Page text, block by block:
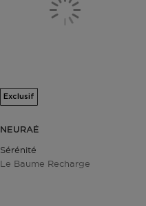
Exclusif
NEURAÉ
Sérénité
Le Baume Recharge